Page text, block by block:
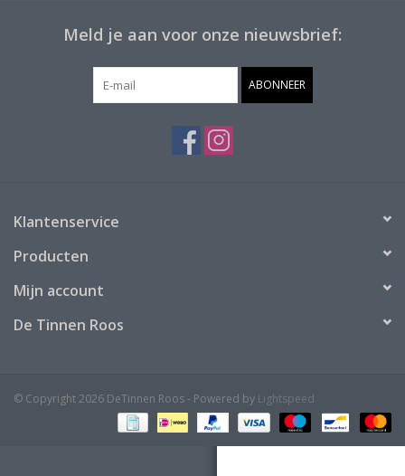
Meld je aan voor onze nieuwsbrief:
ABONNEER
Klantenservice
Producten
Mijn account
De Tinnen Roos
© Copyright 2026 DeTinnen Roos - Powered by Lightspeed